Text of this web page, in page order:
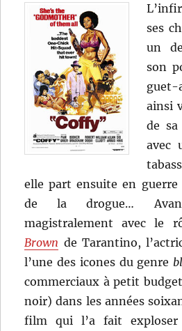
ses
un
son
ainsi
de
avec
elle part ensuite en
de la drogue…
magistralement avec le
Brown de Tarantino,
l’une des icones du genre
commerciaux à petit
noir) dans les années
film qui l’a fait